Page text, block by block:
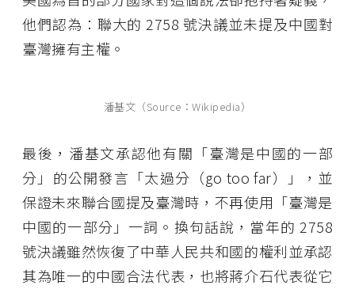
他們認為：聯大的 2758 號決議並未提及中國對
臺灣擁有主權。
潘基文（Source：Wikipedia）
最後，潘基文承認他有關「臺灣是中國的一部
分」的公開發言「太過分（go too far）」，並
保證未來聯合國提及臺灣時，不再使用「臺灣是
中國的一部分」一詞。換句話說，當年的 2758
號決議雖然恢復了中華人民共和國的權利並承認
其為唯一的中國合法代表，也將蔣介石代表從它